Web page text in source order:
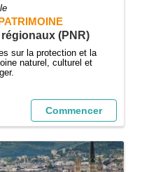
(PNR)
sur la protection et la
naturel, culturel et
Commencer